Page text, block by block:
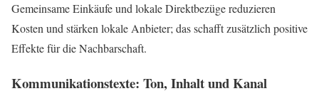
Gemeinsame Einkäufe und lokale Direktbezüge reduzieren
Kosten und stärken lokale Anbieter; das schafft zusätzlich positive
Effekte für die Nachbarschaft.
Kommunikationstexte: Ton, Inhalt und Kanal